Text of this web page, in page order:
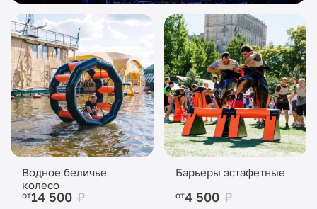
Водное беличье
колесо
от14 500 ₽
Барьеры эстафетные
от4 500 ₽